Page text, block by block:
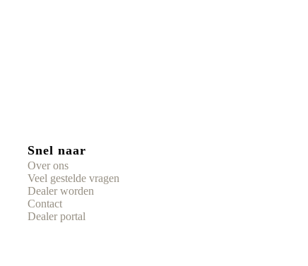
Snel naar
Over ons
Veel gestelde vragen
Dealer worden
Contact
Dealer portal